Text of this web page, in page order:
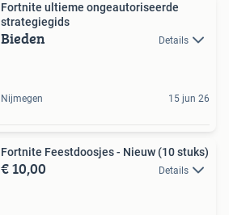
Fortnite ultieme ongeautoriseerde
strategiegids
Bieden Details
Nijmegen 15 jun 26
Fortnite Feestdoosjes - Nieuw (10 stuks)
€ 10,00 Details